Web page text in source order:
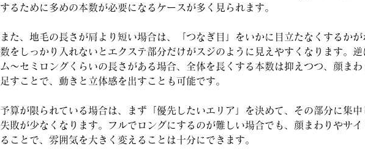
するために多めの本数が必要になるケースが多く見られます。
また、地毛の長さが肩より短い場合は、「つなぎ目」をいかに目立たなくするか
数をしっかり入れないとエクステ部分だけがスジのように見えやすくなります。
ム〜セミロングくらいの長さがある場合、全体を長くする本数は抑えつつ、顔ま
足すことで、動きと立体感を出すことも可能です。
予算が限られている場合は、まず「優先したいエリア」を決めて、その部分に集中
失敗が少なくなります。フルでロングにするのが難しい場合でも、顔まわりやサ
ることで、雰囲気を大きく変えることは十分にできます。